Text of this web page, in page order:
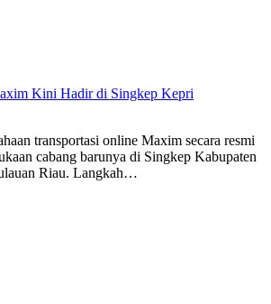
Kini Hadir di Singkep Kepri
transportasi online Maxim secara resmi
cabang barunya di Singkep Kabupaten
Riau. Langkah…